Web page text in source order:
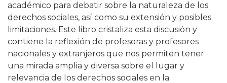
académico para debatir sobre la naturaleza de los
derechos sociales, así como su extensión y posibles
limitaciones. Este libro cristaliza esta discusión y
contiene la reflexión de profesoras y profesores
nacionales y extranjeros que nos permiten tener
una mirada amplia y diversa sobre el lugar y
relevancia de los derechos sociales en la